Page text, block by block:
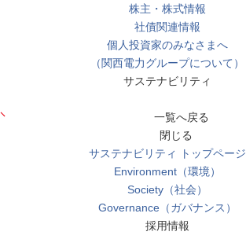
株主・株式情報
社債関連情報
個人投資家のみなさまへ
（関西電力グループについて）
サステナビリティ
一覧へ戻る
閉じる
サステナビリティ トップページ
Environment（環境）
Society（社会）
Governance（ガバナンス）
採用情報